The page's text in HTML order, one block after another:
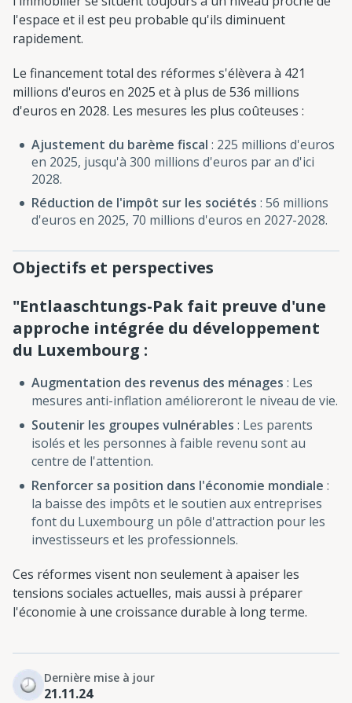
l'espace et il est peu probable qu'ils diminuent
rapidement.
Le financement total des réformes s'élèvera à 421
millions d'euros en 2025 et à plus de 536 millions
d'euros en 2028. Les mesures les plus coûteuses :
Ajustement du barème fiscal : 225 millions d'euros
en 2025, jusqu'à 300 millions d'euros par an d'ici
2028.
Réduction de l'impôt sur les sociétés : 56 millions
d'euros en 2025, 70 millions d'euros en 2027-2028.
Objectifs et perspectives
"Entlaaschtungs-Pak fait preuve d'une
approche intégrée du développement
du Luxembourg :
Augmentation des revenus des ménages : Les
mesures anti-inflation amélioreront le niveau de vie.
Soutenir les groupes vulnérables : Les parents
isolés et les personnes à faible revenu sont au
centre de l'attention.
Renforcer sa position dans l'économie mondiale :
la baisse des impôts et le soutien aux entreprises
font du Luxembourg un pôle d'attraction pour les
investisseurs et les professionnels.
Ces réformes visent non seulement à apaiser les
tensions sociales actuelles, mais aussi à préparer
l'économie à une croissance durable à long terme.
Dernière mise à jour
21.11.24